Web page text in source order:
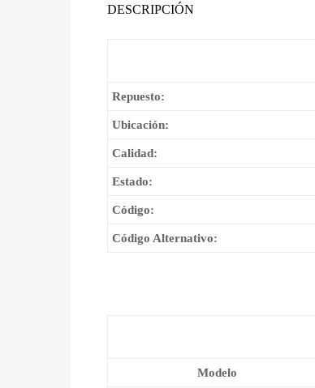
DESCRIPCIÓN
Repuesto:
Ubicación:
Calidad:
Estado:
Código:
Código Alternativo:
Modelo